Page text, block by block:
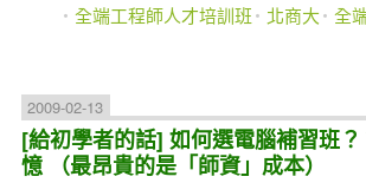
全端工程師人才培訓班
北商大 全
2009-02-13
[給初學者的話] 如何選電腦補習班
憶 （最昂貴的是「師資」成本）